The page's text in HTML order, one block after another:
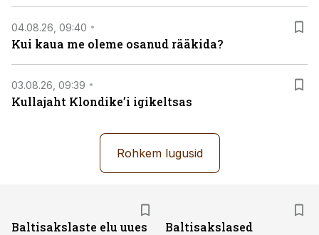
04.08.26, 09:40
Kui kaua me oleme osanud rääkida?
03.08.26, 09:39
Kullajaht Klondike’i igikeltsas
Rohkem lugusid
Baltisakslaste elu uues
Baltisakslased